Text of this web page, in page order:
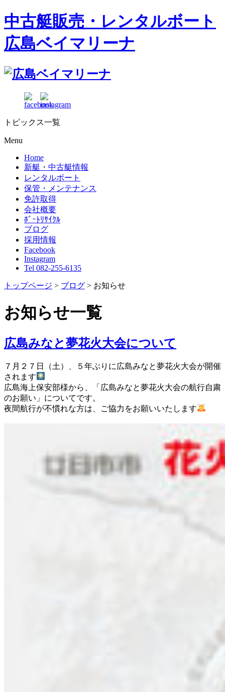
中古艇販売・レンタルボート
広島ベイマリーナ
トピックス一覧
Menu
Home
新艇・中古艇情報
レンタルボート
保管・メンテナンス
免許取得
会社概要
ﾎﾞｰﾄﾘｻｲｸﾙ
ブログ
採用情報
Facebook
Instagram
Tel 082-255-6135
トップページ > ブログ > お知らせ
お知らせ一覧
広島みなと夢花火大会について
７月２７日（土）、５年ぶりに広島みなと夢花火大会が開催
されます
広島海上保安部様から、「広島みなと夢花火大会の航行自粛
のお願い」についてです。
夜間航行が不慣れな方は、ご協力をお願いいたします